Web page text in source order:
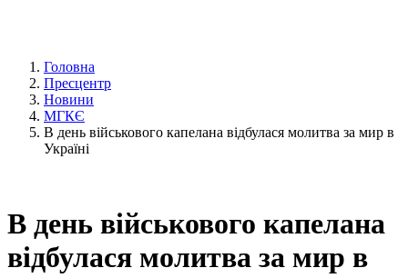
Головна
Пресцентр
Новини
МГКЄ
В день військового капелана відбулася молитва за мир в
Україні
В день військового капелана
відбулася молитва за мир в